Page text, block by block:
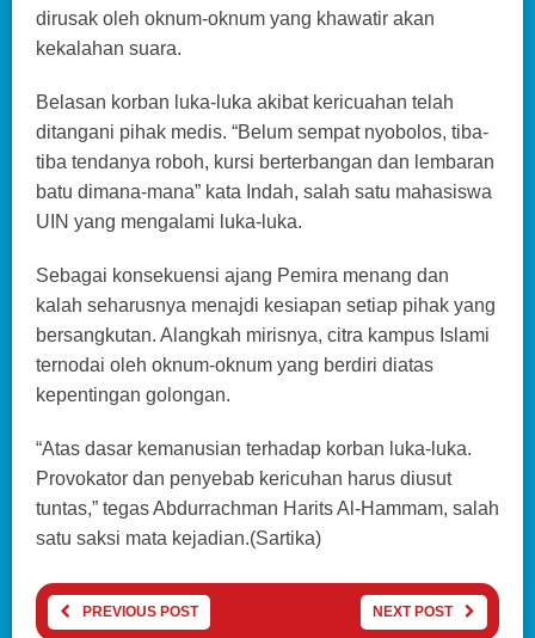
dirusak oleh oknum-oknum yang khawatir akan
kekalahan suara.
Belasan korban luka-luka akibat kericuahan telah
ditangani pihak medis. “Belum sempat nyobolos, tiba-
tiba tendanya roboh, kursi berterbangan dan lembaran
batu dimana-mana” kata Indah, salah satu mahasiswa
UIN yang mengalami luka-luka.
Sebagai konsekuensi ajang Pemira menang dan
kalah seharusnya menajdi kesiapan setiap pihak yang
bersangkutan. Alangkah mirisnya, citra kampus Islami
ternodai oleh oknum-oknum yang berdiri diatas
kepentingan golongan.
“Atas dasar kemanusian terhadap korban luka-luka.
Provokator dan penyebab kericuhan harus diusut
tuntas,” tegas Abdurrachman Harits Al-Hammam, salah
satu saksi mata kejadian.(Sartika)
PREVIOUS POST NEXT POST